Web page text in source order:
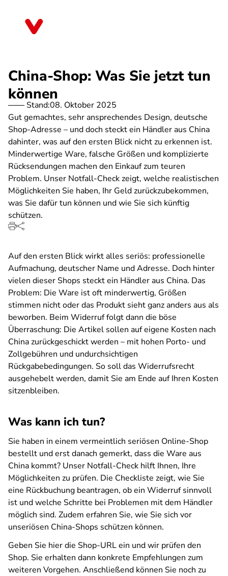
China-Shop: Was Sie jetzt tun
können
Stand:08. Oktober 2025
Gut gemachtes, sehr ansprechendes Design, deutsche
Shop-Adresse – und doch steckt ein Händler aus China
dahinter, was auf den ersten Blick nicht zu erkennen ist.
Minderwertige Ware, falsche Größen und komplizierte
Rücksendungen machen den Einkauf zum teuren
Problem. Unser Notfall-Check zeigt, welche realistischen
Möglichkeiten Sie haben, Ihr Geld zurückzubekommen,
was Sie dafür tun können und wie Sie sich künftig
schützen.
Auf den ersten Blick wirkt alles seriös: professionelle
Aufmachung, deutscher Name und Adresse. Doch hinter
vielen dieser Shops steckt ein Händler aus China. Das
Problem: Die Ware ist oft minderwertig, Größen
stimmen nicht oder das Produkt sieht ganz anders aus als
beworben. Beim Widerruf folgt dann die böse
Überraschung: Die Artikel sollen auf eigene Kosten nach
China zurückgeschickt werden – mit hohen Porto- und
Zollgebühren und undurchsichtigen
Rückgabebedingungen. So soll das Widerrufsrecht
ausgehebelt werden, damit Sie am Ende auf Ihren Kosten
sitzenbleiben.
Was kann ich tun?
Sie haben in einem vermeintlich seriösen Online-Shop
bestellt und erst danach gemerkt, dass die Ware aus
China kommt? Unser Notfall-Check hilft Ihnen, Ihre
Möglichkeiten zu prüfen. Die Checkliste zeigt, wie Sie
eine Rückbuchung beantragen, ob ein Widerruf sinnvoll
ist und welche Schritte bei Problemen mit dem Händler
möglich sind. Zudem erfahren Sie, wie Sie sich vor
unseriösen China-Shops schützen können.
Geben Sie hier die Shop-URL ein und wir prüfen den
Shop. Sie erhalten dann konkrete Empfehlungen zum
weiteren Vorgehen. Anschließend können Sie noch zu